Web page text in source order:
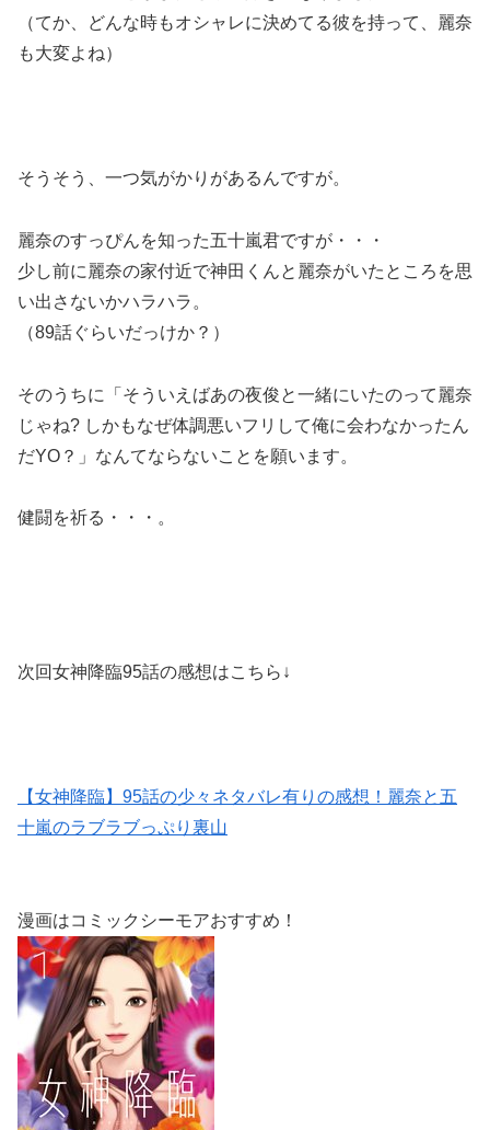
（てか、どんな時もオシャレに決めてる彼を持って、麗奈
も大変よね）
そうそう、一つ気がかりがあるんですが。
麗奈のすっぴんを知った五十嵐君ですが・・・
少し前に 麗奈の家付近で神田くんと麗奈がいたところを思
い出さないかハラハラ。
（89話ぐらいだっけか？）
そのうちに「そういえばあの夜俊と一緒にいたのって麗奈
じゃね? しかもなぜ体調悪いフリして俺に会わなかったん
だYO？」なんてならないことを願います。
健闘を祈る・・・。
次回女神降臨95話の感想はこちら↓
【女神降臨】95話の少々ネタバレ有りの感想！麗奈と五
十嵐のラブラブっぷり裏山
漫画はコミックシーモアおすすめ！